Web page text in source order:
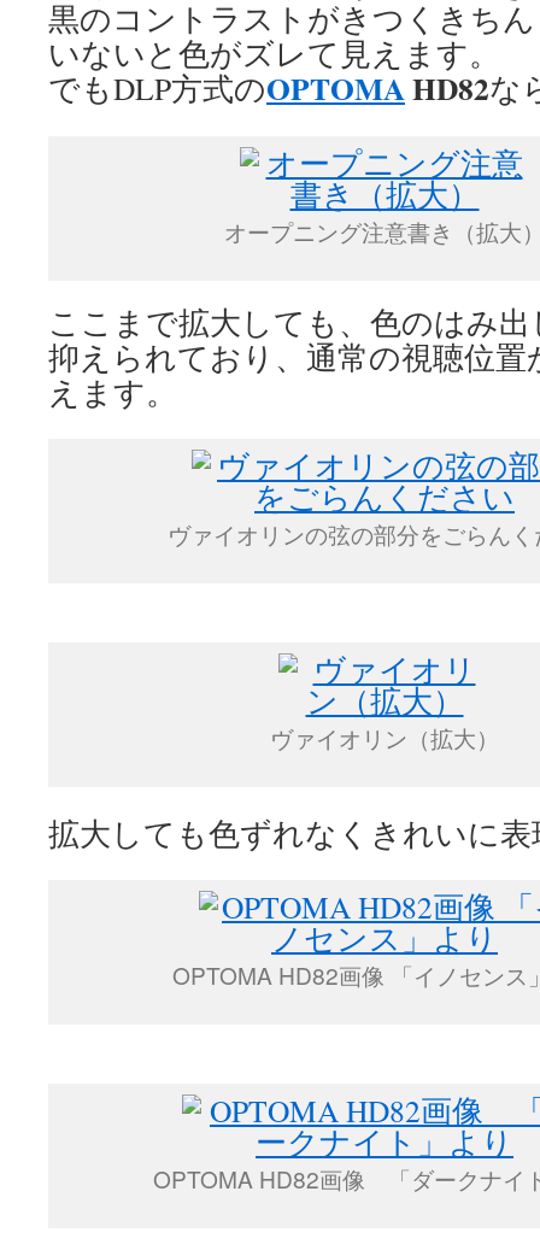
黒のコントラストがきつくきち
いないと色がズレて見えます。
でもDLP方式のOPTOMAHD82な
オープニング注意書き（拡大
ここまで拡大しても、色のはみ
抑えられており、通常の視聴位
えます。
ヴァイオリンの弦の部分をごらん
ヴァイオリン（拡大）
拡大しても色ずれなくきれいに
OPTOMA HD82画像 「イノセンス
OPTOMA HD82画像 「ダークナイ